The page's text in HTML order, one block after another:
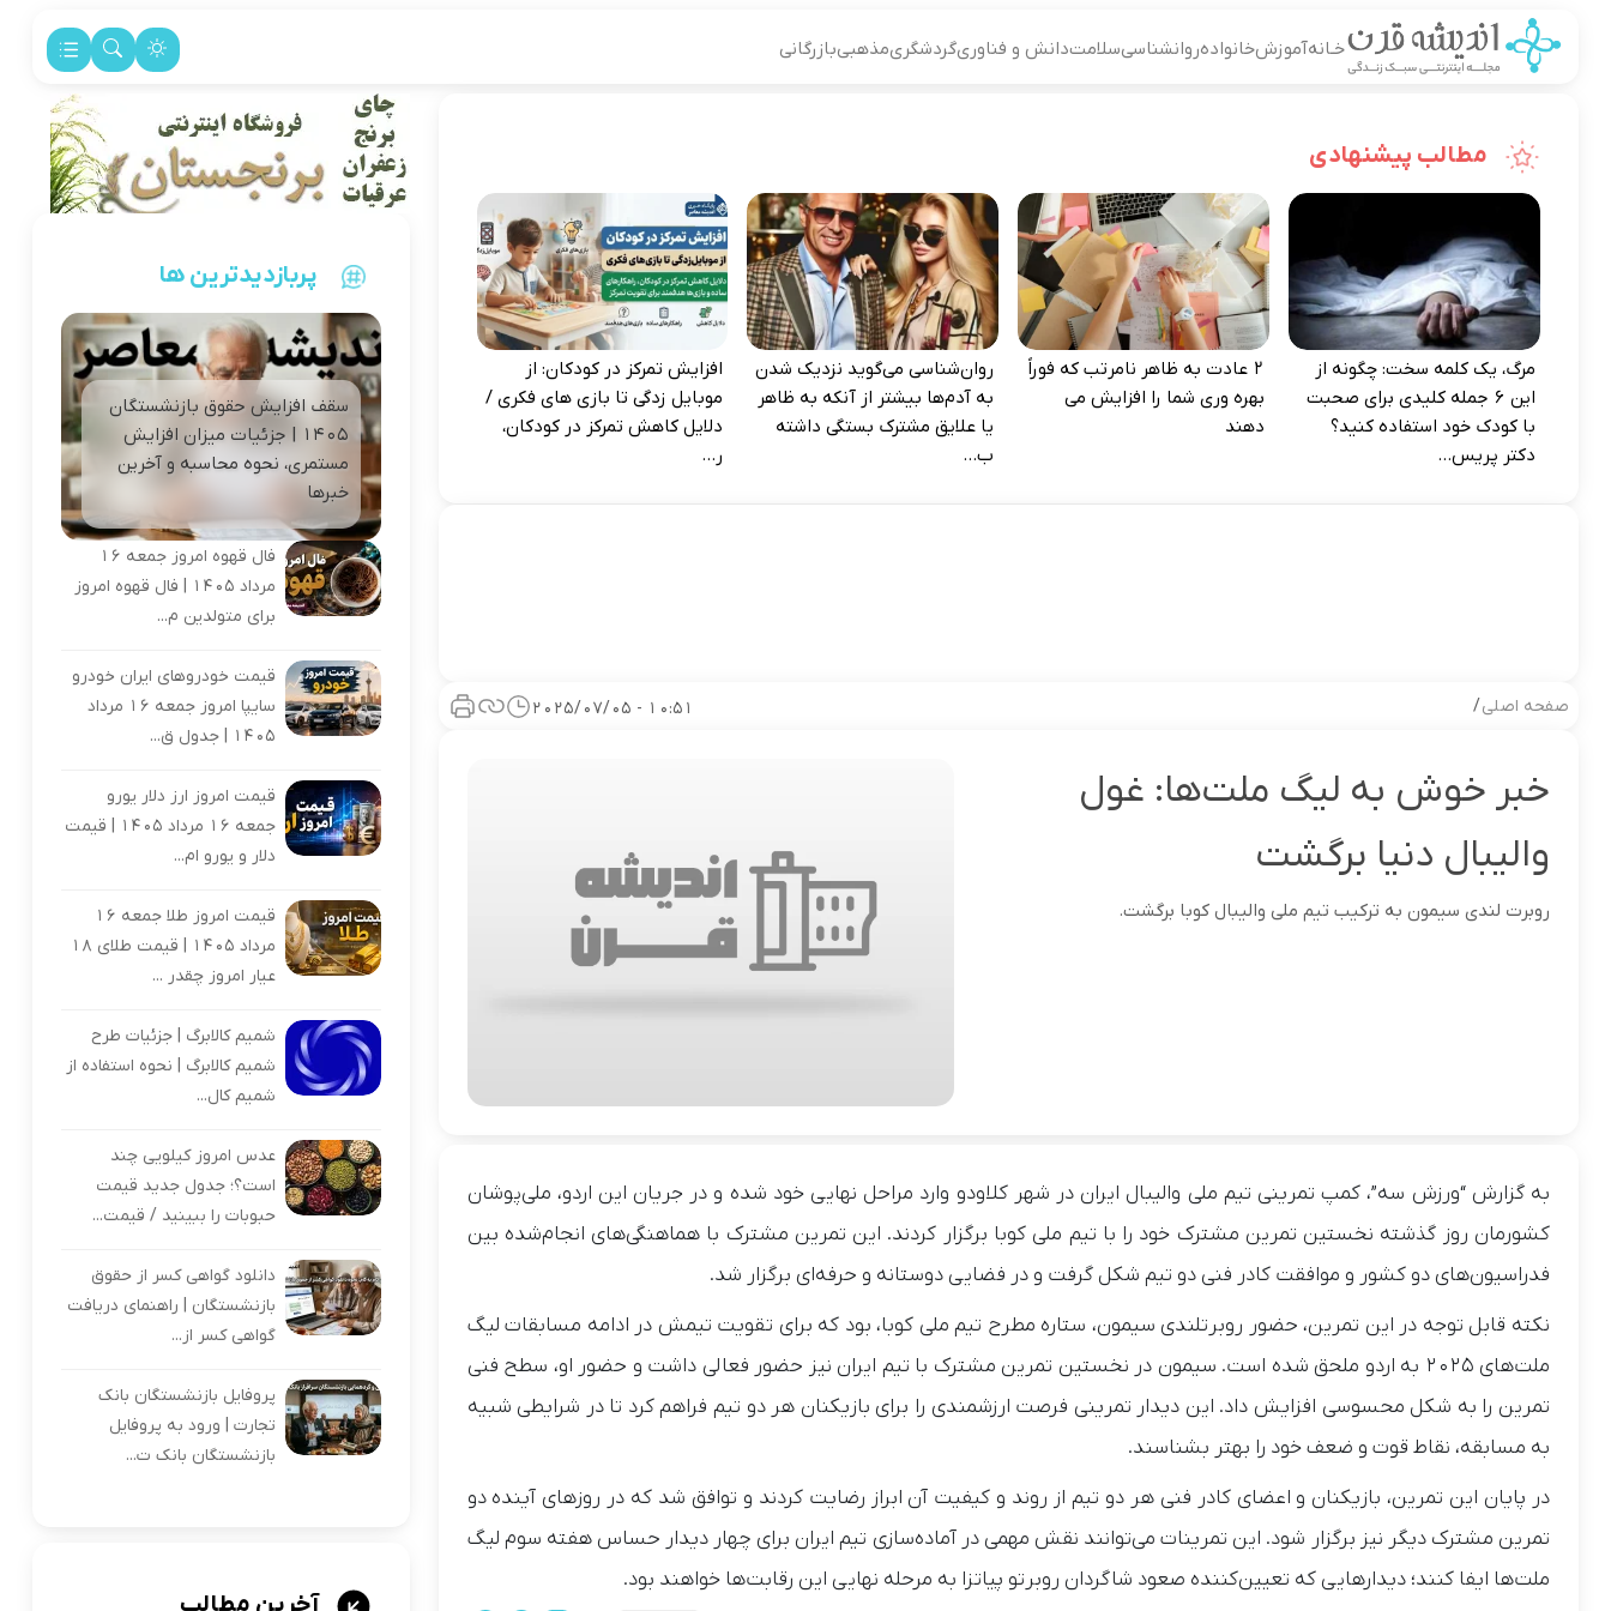
خـانهآموزشخانوادهروانشناسیسلامتدانش و فناوریگردشگریمذهبیبازرگانی
صفحه اصلی/
10:51 - 2025/07/05
خبر خوش به لیگ ملت‌ها: غول
والیبال دنیا برگشت
روبرت لندی سیمون به ترکیب تیم ملی والیبال کوبا برگشت.
مطالب پیشنهادی
مرگ، یک کلمه سخت: چگونه از
این ۶ جمله کلیدی برای صحبت
با کودک خود استفاده کنید؟
دکتر پریس...
۲ عادت به‌ ظاهر نامرتب که فوراً
بهره‌ وری شما را افزایش می‌
دهند
روان‌شناسی می‌گوید نزدیک شدن
به آدم‌ها بیشتر از آنکه به ظاهر
یا علایق مشترک بستگی داشته
ب...
افزایش تمرکز در کودکان: از
موبایل‌ زدگی تا بازی‌ های فکری /
دلایل کاهش تمرکز در کودکان،
ر...
به گزارش “ورزش سه”، کمپ تمرینی تیم ملی والیبال ایران در شهر کلاودو وارد مراحل نهایی خود شده و در جریان این اردو، ملی‌پوشان
کشورمان روز گذشته نخستین تمرین مشترک خود را با تیم ملی کوبا برگزار کردند. این تمرین مشترک با هماهنگی‌های انجام‌شده بین
فدراسیون‌های دو کشور و موافقت کادر فنی دو تیم شکل گرفت و در فضایی دوستانه و حرفه‌ای برگزار شد.
نکته قابل توجه در این تمرین، حضور روبرتلندی سیمون، ستاره مطرح تیم ملی کوبا، بود که برای تقویت تیمش در ادامه مسابقات لیگ
ملت‌های ۲۰۲۵ به اردو ملحق شده است. سیمون در نخستین تمرین مشترک با تیم ایران نیز حضور فعالی داشت و حضور او، سطح فنی
تمرین را به‌ شکل محسوسی افزایش داد. این دیدار تمرینی فرصت ارزشمندی را برای بازیکنان هر دو تیم فراهم کرد تا در شرایطی شبیه
به مسابقه، نقاط قوت و ضعف خود را بهتر بشناسند.
در پایان این تمرین، بازیکنان و اعضای کادر فنی هر دو تیم از روند و کیفیت آن ابراز رضایت کردند و توافق شد که در روزهای آینده دو
تمرین مشترک دیگر نیز برگزار شود. این تمرینات می‌توانند نقش مهمی در آماده‌سازی تیم ایران برای چهار دیدار حساس هفته سوم لیگ
ملت‌ها ایفا کنند؛ دیدارهایی که تعیین‌کننده صعود شاگردان روبرتو پیاتزا به مرحله نهایی این رقابت‌ها خواهند بود.
پربازدیدترین ها
سقف افزایش حقوق بازنشستگان
1405 | جزئیات میزان افزایش
مستمری، نحوه محاسبه و آخرین
خبرها
فال قهوه امروز جمعه 16
مرداد 1405 | فال قهوه امروز
برای متولدین م...
قیمت خودروهای ایران خودرو
سایپا امروز جمعه 16 مرداد
1405 | جدول ق...
قیمت امروز ارز دلار یورو
جمعه 16 مرداد 1405 | قیمت
دلار و یورو ام...
قیمت امروز طلا جمعه 16
مرداد 1405 | قیمت طلای 18
عیار امروز چقدر ...
شمیم کالابرگ | جزئیات طرح
شمیم کالابرگ | نحوه استفاده از
شمیم کال...
عدس امروز کیلویی چند
است؟؛ جدول جدید قیمت
حبوبات را ببینید / قیمت...
دانلود گواهی کسر از حقوق
بازنشستگان | راهنمای دریافت
گواهی کسر از...
پروفایل بازنشستگان بانک
تجارت | ورود به پروفایل
بازنشستگان بانک ت...